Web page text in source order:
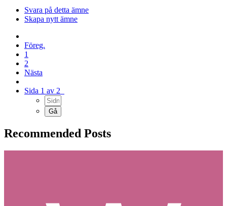
Svara på detta ämne
Skapa nytt ämne
Föreg.
1
2
Nästa
Sida 1 av 2
Recommended Posts